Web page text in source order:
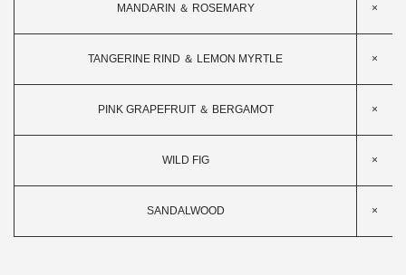
MANDARIN ＆ ROSEMARY ×
TANGERINE RIND ＆ LEMON MYRTLE ×
PINK GRAPEFRUIT ＆ BERGAMOT ×
WILD FIG ×
SANDALWOOD ×